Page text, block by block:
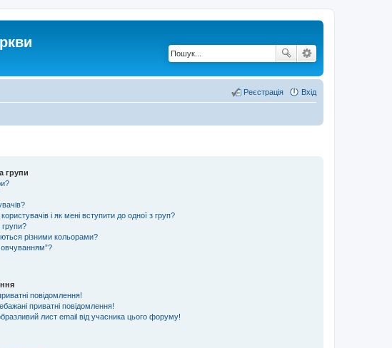
Вхід
Реєстрація
групи
і як мені вступити до одної з груп?
групи?
різними кольорами?
повідомлення!
приватні повідомлення!
лист email від учасника цього форуму!